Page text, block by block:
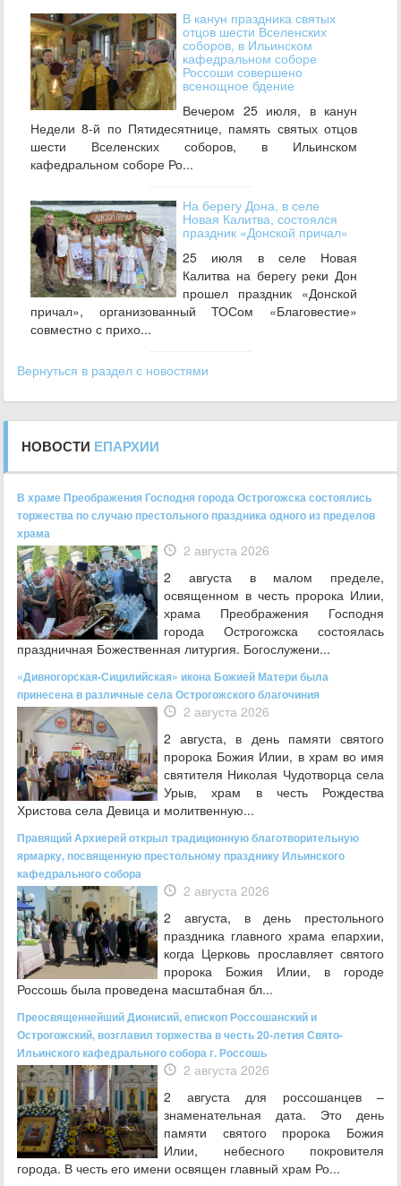
В канун праздника святых
отцов шести Вселенских
соборов, в Ильинском
кафедральном соборе
Россоши совершено
всенощное бдение
Вечером 25 июля, в канун
Недели 8-й по Пятидесятнице, память святых отцов
шести Вселенских соборов, в Ильинском
кафедральном соборе Ро...
На берегу Дона, в селе
Новая Калитва, состоялся
праздник «Донской причал»
25 июля в селе Новая
Калитва на берегу реки Дон
прошел праздник «Донской
причал», организованный ТОСом «Благовестие»
совместно с прихо...
Вернуться в раздел с новостями
НОВОСТИ ЕПАРХИИ
В храме Преображения Господня города Острогожска состоялись
торжества по случаю престольного праздника одного из пределов
храма
2 августа 2026
2 августа в малом пределе,
освященном в честь пророка Илии,
храма Преображения Господня
города Острогожска состоялась
праздничная Божественная литургия. Богослужени...
«Дивногорская-Сицилийская» икона Божией Матери была
принесена в различные села Острогожского благочиния
2 августа 2026
2 августа, в день памяти святого
пророка Божия Илии, в храм во имя
святителя Николая Чудотворца села
Урыв, храм в честь Рождества
Христова села Девица и молитвенную...
Правящий Архиерей открыл традиционную благотворительную
ярмарку, посвященную престольному празднику Ильинского
кафедрального собора
2 августа 2026
2 августа, в день престольного
праздника главного храма епархии,
когда Церковь прославляет святого
пророка Божия Илии, в городе
Россошь была проведена масштабная бл...
Преосвященнейший Дионисий, епископ Россошанский и
Острогожский, возглавил торжества в честь 20-летия Свято-
Ильинского кафедрального собора г. Россошь
2 августа 2026
2 августа для россошанцев –
знаменательная дата. Это день
памяти святого пророка Божия
Илии, небесного покровителя
города. В честь его имени освящен главный храм Ро...